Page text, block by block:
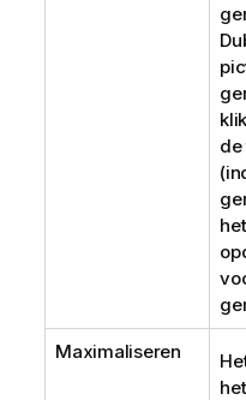
de
Maximaliseren